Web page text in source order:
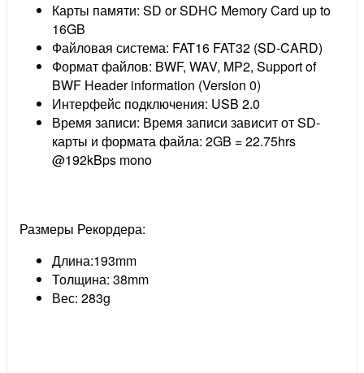
Карты памяти: SD or SDHC Memory Card up to
16GB
Файловая система: FAT16 FAT32 (SD-CARD)
Формат файлов: BWF, WAV, MP2, Support of
BWF Header information (Version 0)
Интерфейс подключения: USB 2.0
Время записи: Время записи зависит от SD-
карты и формата файла: 2GB = 22.75hrs
@192kBps mono
Размеры Рекордера:
Длина:193mm
Толщина: 38mm
Вес: 283g